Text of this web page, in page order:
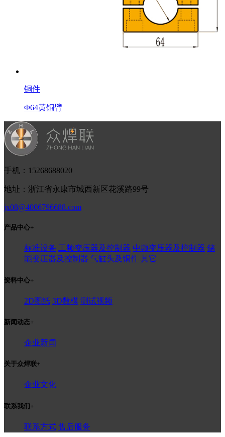
铜件
Φ64黄铜臂
手机：15268688020
地址：浙江省永康市城西新区花溪路99号
jx08@4006796688.com
产品中心+
标准设备 工频变压器及控制器 中频变压器及控制器 储
能变压器及控制器 气缸头及铜件 其它
资料中心+
2D图纸 3D数模 测试视频
新闻动态+
企业新闻
关于众焊联+
企业文化
联系我们+
联系方式 售后服务